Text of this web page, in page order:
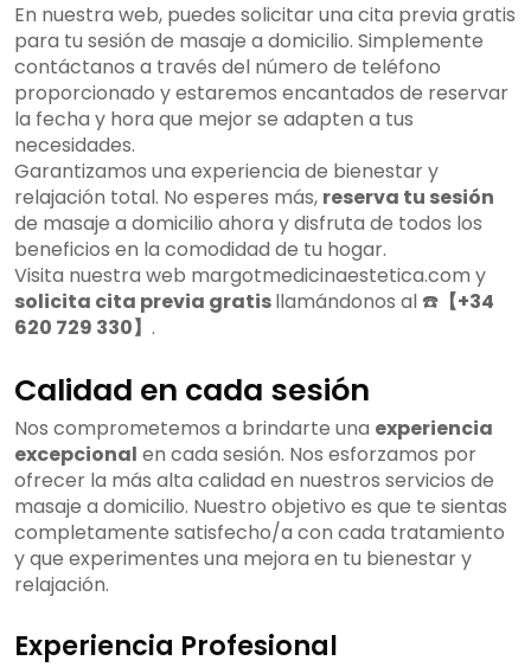
En nuestra web, puedes solicitar una cita previa gratis
para tu sesión de masaje a domicilio. Simplemente
contáctanos a través del número de teléfono
proporcionado y estaremos encantados de reservar
la fecha y hora que mejor se adapten a tus
necesidades.
Garantizamos una experiencia de bienestar y
relajación total. No esperes más, reserva tu sesión
de masaje a domicilio ahora y disfruta de todos los
beneficios en la comodidad de tu hogar.
Visita nuestra web margotmedicinaestetica.com y
solicita cita previa gratisllamándonos al ☎️ 【+34
620 729 330】 .
Calidad en cada sesión
Nos comprometemos a brindarte una experiencia
excepcional en cada sesión. Nos esforzamos por
ofrecer la más alta calidad en nuestros servicios de
masaje a domicilio. Nuestro objetivo es que te sientas
completamente satisfecho/a con cada tratamiento
y que experimentes una mejora en tu bienestar y
relajación.
Experiencia Profesional